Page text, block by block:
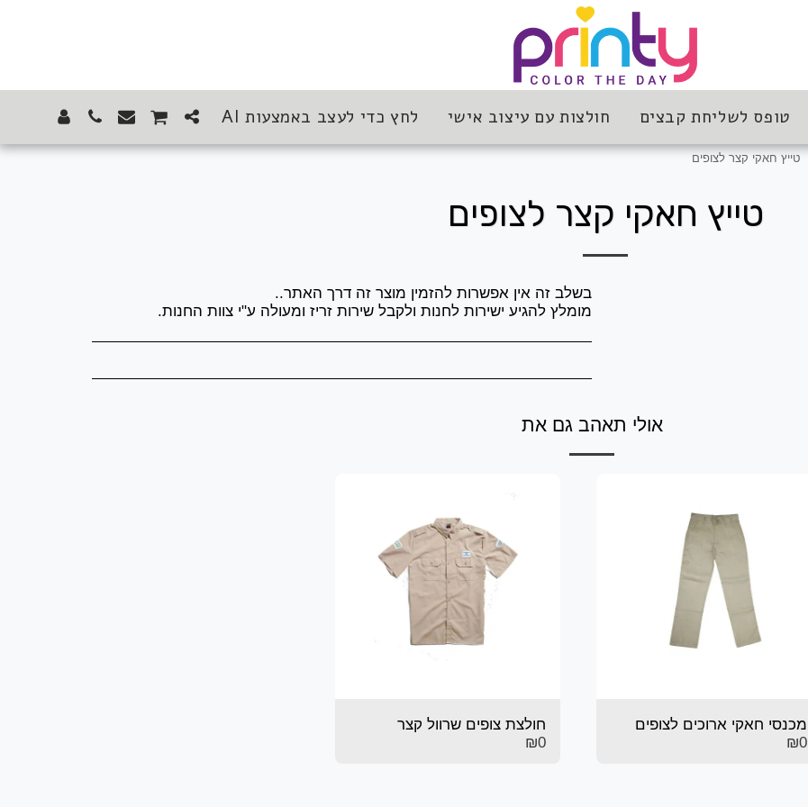
טופס לשליחת קבצים חולצות עם עיצוב אישי לחץ כדי לעצב באמצעות AI
טייץ חאקי קצר לצופים
טייץ חאקי קצר לצופים
מומלץ להגיע ישירות לחנות ולקבל שירות זריז ומעולה ע"י צוות החנות.
אולי תאהב גם את
מכנסי חאקי ארוכים לצופים
₪0
חולצת צופים שרוול קצר
₪0